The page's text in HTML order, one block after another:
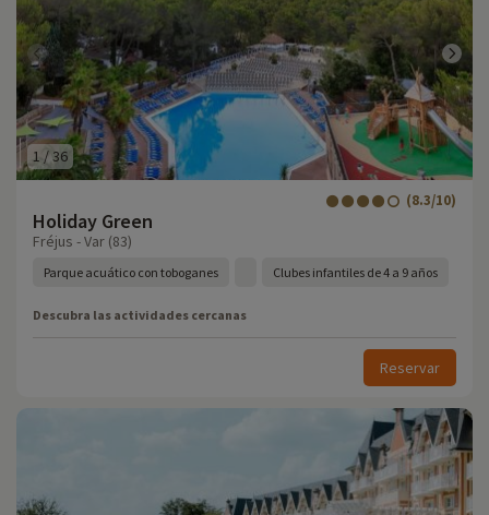
1 /36
Holiday Green
(8.3/10)
Fréjus - Var (83)
Parque acuático con toboganes Clubes infantiles de 4 a 9 años
Descubra las actividades cercanas
Reservar